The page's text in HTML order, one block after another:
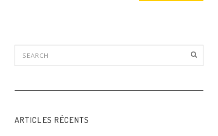
ARTICLES RÉCENTS